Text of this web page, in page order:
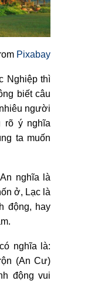
Pixabay
Nghiệp thì
biết câu
người
rõ ý nghĩa
ta muốn
nghĩa là
ở, Lạc là
động, hay
nghĩa là:
(An Cư)
động vui